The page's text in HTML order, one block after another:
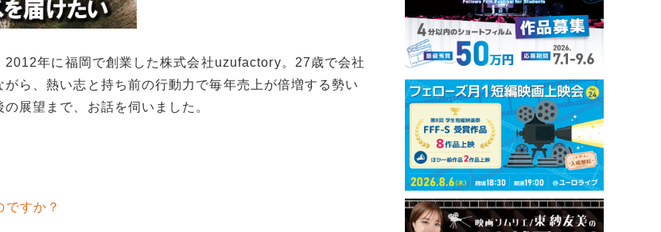
年に福岡で創業した株式会社uzufactory。27歳で会社
ら、熱い志と持ち前の行動力で毎年売上が倍増する勢い
展望まで、お話を伺いました。
すか？